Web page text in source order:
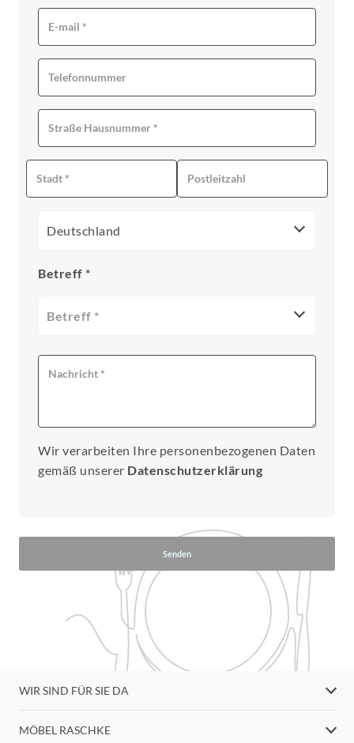
Deutschland
Betreff *
Betreff *
Wir verarbeiten Ihre personenbezogenen Daten
gemäß unserer Datenschutzerklärung
Senden
WIR SIND FÜR SIE DA
MÖBEL RASCHKE